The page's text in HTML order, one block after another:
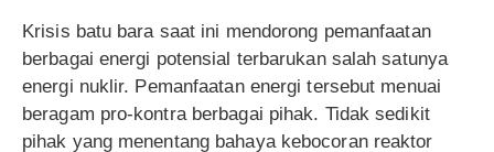
Krisis batu bara saat ini mendorong pemanfaatan
berbagai energi potensial terbarukan salah satunya
energi nuklir. Pemanfaatan energi tersebut menuai
beragam pro-kontra berbagai pihak. Tidak sedikit
pihak yang menentang bahaya kebocoran reaktor